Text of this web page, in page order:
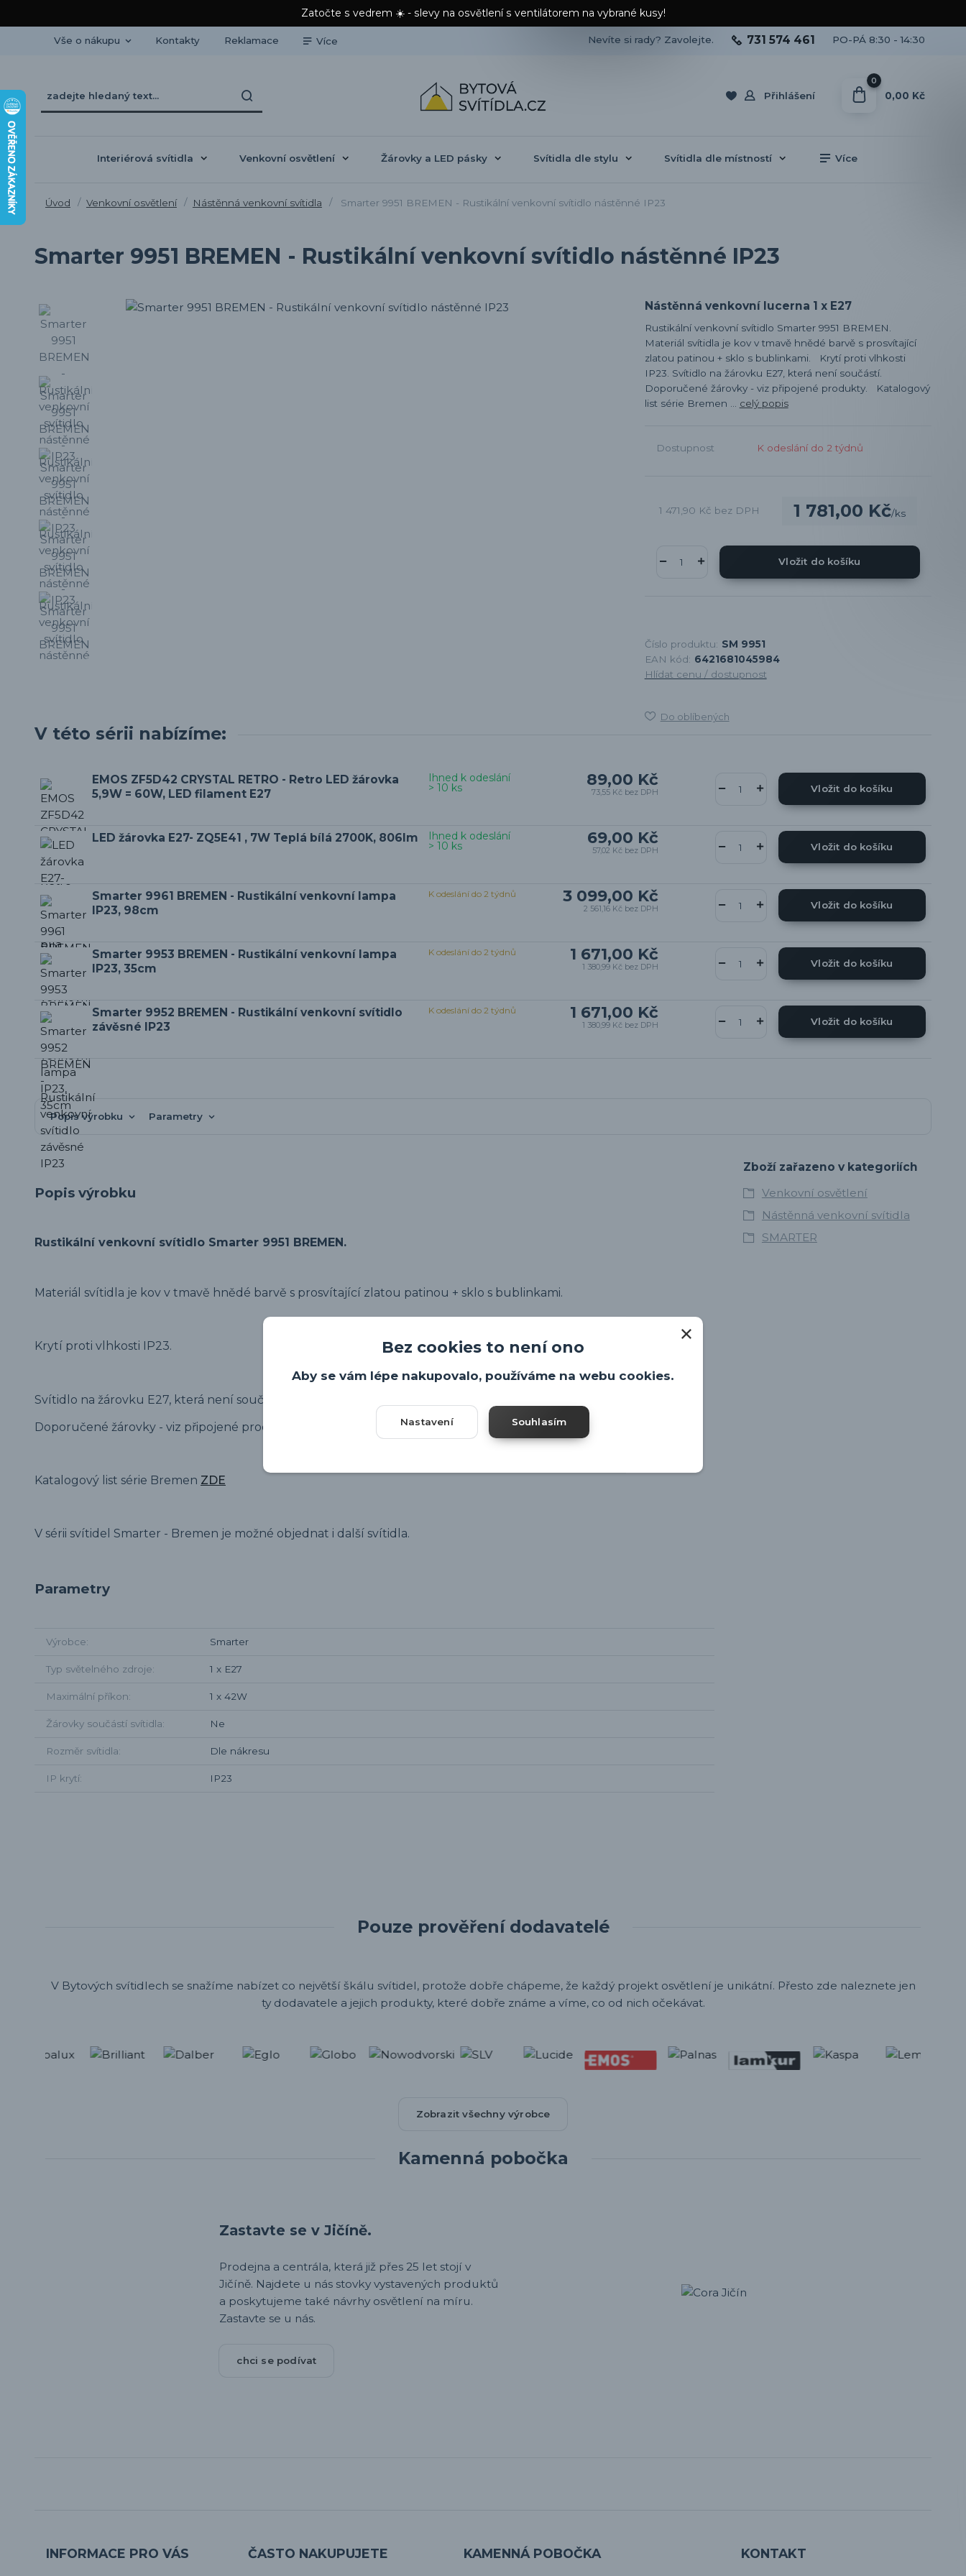
Zatočte s vedrem ☀️ - slevy na osvětlení s ventilátorem na vybrané kusy!
Vše o nákupu Kontakty Reklamace Více
Přihlášení
Nevíte si rady? Zavolejte. 731 574 461 PO-PÁ 8:30 - 14:30
0
0,00 Kč
Interiérová svítidla Venkovní osvětlení Žárovky a LED pásky Svítidla dle stylu Svítidla dle místností Více
Úvod Venkovní osvětlení Nástěnná venkovní svítidla Smarter 9951 BREMEN - Rustikální venkovní svítidlo nástěnné IP23
Smarter 9951 BREMEN - Rustikální venkovní svítidlo nástěnné IP23
Nástěnná venkovní lucerna 1 x E27
Rustikální venkovní svítidlo Smarter 9951 BREMEN.
Materiál svítidla je kov v tmavě hnědé barvě s prosvítající
zlatou patinou + sklo s bublinkami. Krytí proti vlhkosti
IP23. Svítidlo na žárovku E27, která není součástí.
Doporučené žárovky - viz připojené produkty. Katalogový
list série Bremen ... celý popis
Dostupnost K odeslání do 2 týdnů
1 781,00 Kč/ks
1 471,90 Kč bez DPH
Vložit do košíku
Číslo produktu: SM 9951
EAN kód: 6421681045984
Hlídat cenu / dostupnost
Do oblíbených
V této sérii nabízíme:
EMOS ZF5D42 CRYSTAL RETRO - Retro LED žárovka
5,9W = 60W, LED filament E27
89,00 Kč
73,55 Kč bez DPH
Ihned k odeslání
> 10 ks Vložit do košíku
LED žárovka E27- ZQ5E41 , 7W Teplá bílá 2700K, 806lm 69,00 Kč
57,02 Kč bez DPH
Ihned k odeslání
> 10 ks Vložit do košíku
Smarter 9961 BREMEN - Rustikální venkovní lampa
IP23, 98cm
3 099,00 Kč
2 561,16 Kč bez DPH
K odeslání do 2 týdnů
Vložit do košíku
Smarter 9953 BREMEN - Rustikální venkovní lampa
IP23, 35cm
1 671,00 Kč
1 380,99 Kč bez DPH
K odeslání do 2 týdnů
Vložit do košíku
Smarter 9952 BREMEN - Rustikální venkovní svítidlo
závěsné IP23
1 671,00 Kč
1 380,99 Kč bez DPH
K odeslání do 2 týdnů
Vložit do košíku
Popis výrobku Parametry
Popis výrobku
Rustikální venkovní svítidlo Smarter 9951 BREMEN.
Materiál svítidla je kov v tmavě hnědé barvě s prosvítající zlatou patinou + sklo s bublinkami.
Krytí proti vlhkosti IP23.
Svítidlo na žárovku E27, která není součástí.
Doporučené žárovky - viz připojené produkty.
Katalogový list série Bremen ZDE
V sérii svítidel Smarter - Bremen je možné objednat i další svítidla.
Parametry
Výrobce Smarter
Typ světelného zdroje 1 x E27
Maximální příkon 1 x 42W
Žárovky součástí svítidla Ne
Rozměr svítidla Dle nákresu
IP krytí IP23
Zboží zařazeno v kategoriích
Venkovní osvětlení
Nástěnná venkovní svítidla
SMARTER
Pouze prověření dodavatelé
V Bytových svítidlech se snažíme nabízet co největší škálu svítidel, protože dobře chápeme, že každý projekt osvětlení je unikátní. Přesto zde naleznete jen
ty dodavatele a jejich produkty, které dobře známe a víme, co od nich očekávat.
Zobrazit všechny výrobce
Kamenná pobočka
Zastavte se v Jičíně.
Prodejna a centrála, která již přes 25 let stojí v
Jičíně. Najdete u nás stovky vystavených produktů
a poskytujeme také návrhy osvětlení na míru.
Zastavte se u nás.
chci se podívat
INFORMACE PRO VÁS ČASTO NAKUPUJETE KAMENNÁ POBOČKA KONTAKT
Bez cookies to není ono
Aby se vám lépe nakupovalo, používáme na webu cookies.
Nastavení Souhlasím